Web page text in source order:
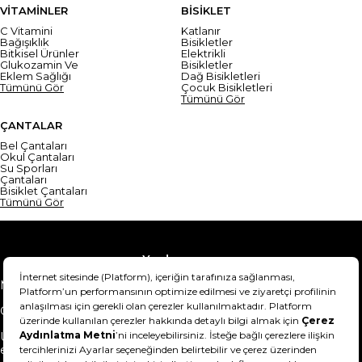
VİTAMİNLER
C Vitamini
Bağışıklık
Bitkisel Ürünler
Glukozamin Ve
Eklem Sağlığı
Tümünü Gör
BİSİKLET
Katlanır
Bisikletler
Elektrikli
Bisikletler
Dağ Bisikletleri
Çocuk Bisikletleri
Tümünü Gör
ÇANTALAR
Bel Çantaları
Okul Çantaları
Su Sporları
Çantaları
Bisiklet Çantaları
Tümünü Gör
Yardım
Mesafeli Satış Sözleşmesi
Teslimat Bilgisi
Gizlilik Sözleşmesi
Şartlar & Koşullar
Ürünümü nasıl iade
edebilirim?
Hakkımızda